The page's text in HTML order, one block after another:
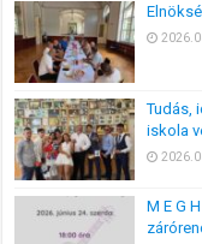
Tudás,
iskola
M E G